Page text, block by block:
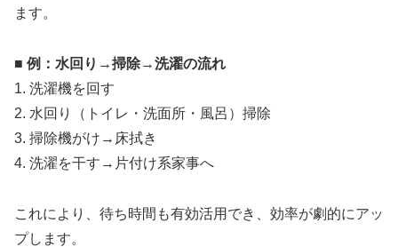
ます。
■ 例：水回り→掃除→洗濯の流れ
1. 洗濯機を回す
2. 水回り（トイレ・洗面所・風呂）掃除
3. 掃除機がけ→床拭き
4. 洗濯を干す→片付け系家事へ
これにより、待ち時間も有効活用でき、効率が劇的にアッ
プします。